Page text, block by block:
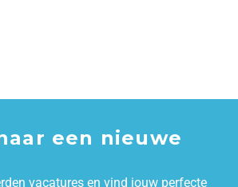
een nieuwe
vacatures en vind jouw perfecte